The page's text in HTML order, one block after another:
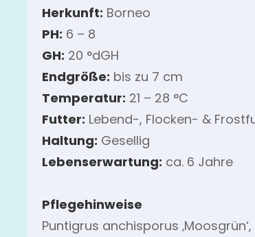
Herkunft: Borneo
PH: 6 – 8
GH: 20 °dGH
Endgröße: bis zu 7 cm
Temperatur: 21 – 28 °C
Futter: Lebend-, Flocken- &
Haltung: Gesellig
Lebenserwartung: ca. 6 Jahre
Pflegehinweise
Puntigrus anchisporus